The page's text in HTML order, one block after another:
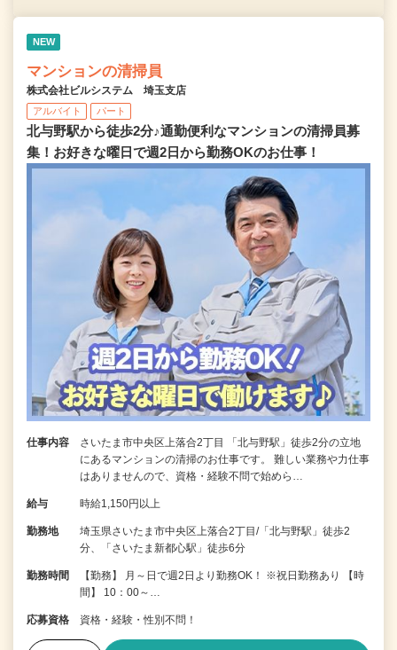
NEW
マンションの清掃員
株式会社ビルシステム 埼玉支店
アルバイト パート
北与野駅から徒歩2分♪通勤便利なマンションの清掃員募
集！お好きな曜日で週2日から勤務OKのお仕事！
仕事内容
さいたま市中央区上落合2丁目 「北与野駅」徒歩2分の立地
にあるマンションの清掃のお仕事です。 難しい業務や力仕事
はありませんので、資格・経験不問で始めら…
給与 時給1,150円以上
勤務地
埼玉県さいたま市中央区上落合2丁目/「北与野駅」徒歩2
分、「さいたま新都心駅」徒歩6分
勤務時間
【勤務】 月～日で週2日より勤務OK！ ※祝日勤務あり 【時
間】 10：00～…
応募資格 資格・経験・性別不問！